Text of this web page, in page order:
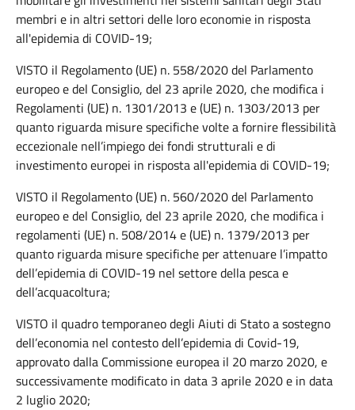
membri e in altri settori delle loro economie in risposta
all'epidemia di COVID-19;
VISTO il Regolamento (UE) n. 558/2020 del Parlamento
europeo e del Consiglio, del 23 aprile 2020, che modifica i
Regolamenti (UE) n. 1301/2013 e (UE) n. 1303/2013 per
quanto riguarda misure specifiche volte a fornire flessibilità
eccezionale nell’impiego dei fondi strutturali e di
investimento europei in risposta all'epidemia di COVID-19;
VISTO il Regolamento (UE) n. 560/2020 del Parlamento
europeo e del Consiglio, del 23 aprile 2020, che modifica i
regolamenti (UE) n. 508/2014 e (UE) n. 1379/2013 per
quanto riguarda misure specifiche per attenuare l’impatto
dell’epidemia di COVID-19 nel settore della pesca e
dell’acquacoltura;
VISTO il quadro temporaneo degli Aiuti di Stato a sostegno
dell’economia nel contesto dell’epidemia di Covid-19,
approvato dalla Commissione europea il 20 marzo 2020, e
successivamente modificato in data 3 aprile 2020 e in data
2 luglio 2020;